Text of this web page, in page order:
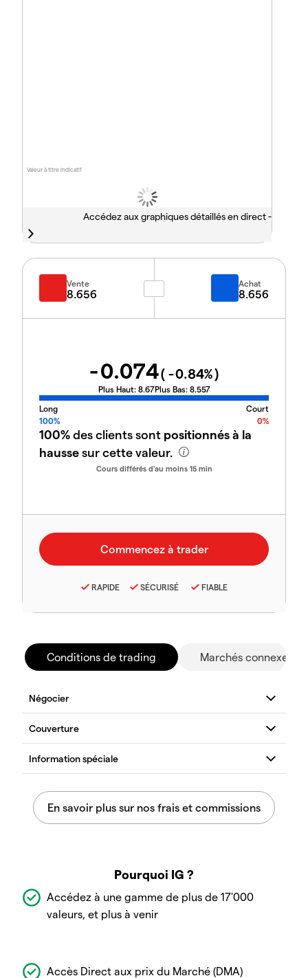
Valeur à titre indicatif
Accédez aux graphiques détaillés en direct -
Vente
8.656
Achat
8.656
-0.074( -0.84%)
Plus Haut: 8.67Plus Bas: 8.557
Long
Court
100%
0%
100%des clients sont positionnés à la
haussesur cette valeur.
Cours différés d'au moins 15 min
RAPIDE SÉCURISÉ FIABLE
Conditions de trading Marchés connexes
Pourquoi IG ?
Accédez à une gamme de plus de 17'000
valeurs, et plus à venir
Accès Direct aux prix du Marché (DMA)